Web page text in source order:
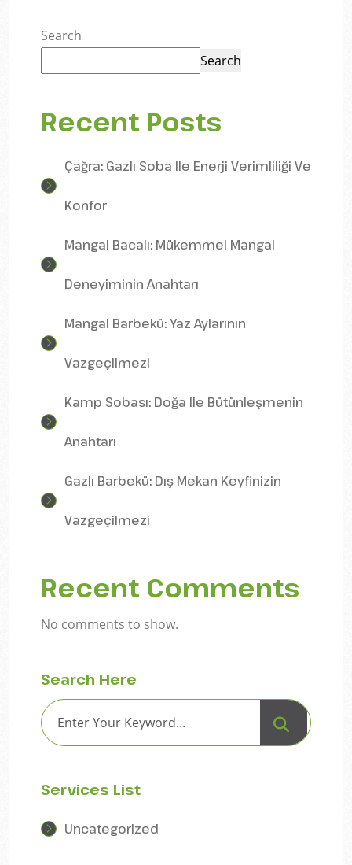
Search
Search
Recent Posts
Çağra: Gazlı Soba Ile Enerji Verimliliği Ve
Konfor
Mangal Bacalı: Mükemmel Mangal
Deneyiminin Anahtarı
Mangal Barbekü: Yaz Aylarının
Vazgeçilmezi
Kamp Sobası: Doğa Ile Bütünleşmenin
Anahtarı
Gazlı Barbekü: Dış Mekan Keyfinizin
Vazgeçilmezi
Recent Comments
No comments to show.
Search Here
Services List
Uncategorized